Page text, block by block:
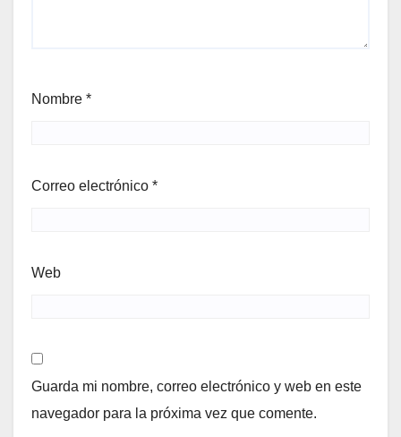
Nombre *
Correo electrónico *
Web
Guarda mi nombre, correo electrónico y web en este
navegador para la próxima vez que comente.